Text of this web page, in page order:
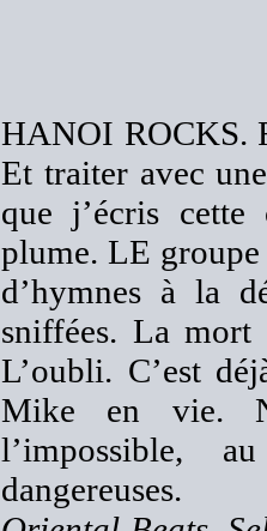
HANOI ROCKS.
Et traiter avec
que j’écris
plume. LE groupe
d’hymnes à la
sniffées. La mort
L’oubli. C’est
Mike en vie.
l’impossible,
dangereuses.